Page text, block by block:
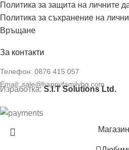
Политика за защита на личните
Политика за съхранение на
Връщане
За контакти
Телефон: 0876 415 057
Email:sale@happyfamilybg.com
Изработка:S.I.T Solutions Ltd.
Магазин